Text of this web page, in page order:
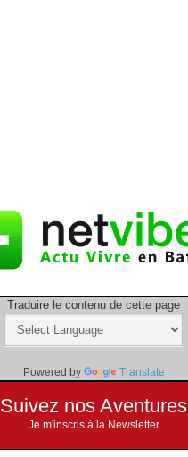
Traduire le contenu de cette page
Powered by Translate
Suivez nos Aventures
Je m'inscris à la Newsletter